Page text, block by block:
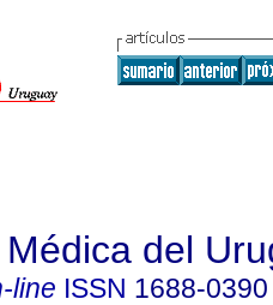
del
line ISSN 1688-0390